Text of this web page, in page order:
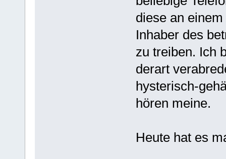
diese an
Inhaber des
zu treiben. Ich
derart
hysterisch-
hören meine.
Heute hat es